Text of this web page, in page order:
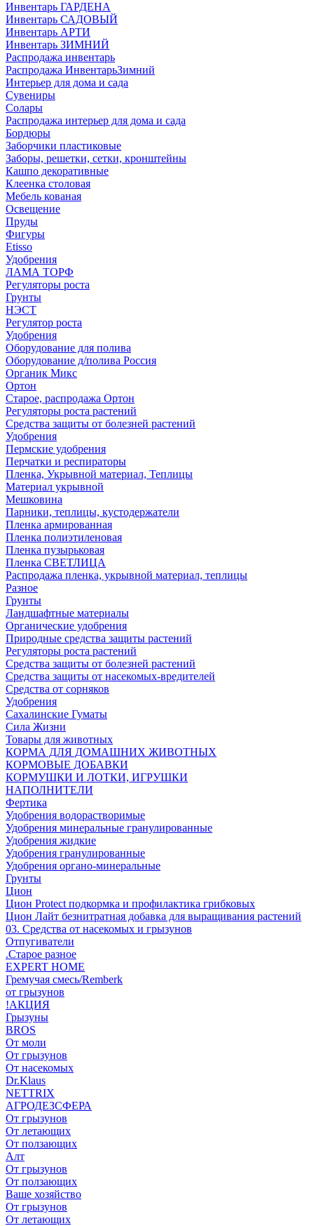
Инвентарь ГАРДЕНА
Инвентарь САДОВЫЙ
Инвентарь АРТИ
Инвентарь ЗИМНИЙ
Распродажа инвентарь
Распродажа ИнвентарьЗимний
Интерьер для дома и сада
Сувениры
Солары
Распродажа интерьер для дома и сада
Бордюры
Заборчики пластиковые
Заборы, решетки, сетки, кронштейны
Кашпо декоративные
Клеенка столовая
Мебель кованая
Освещение
Пруды
Фигуры
Etisso
Удобрения
ЛАМА ТОРФ
Регуляторы роста
Грунты
НЭСТ
Регулятор роста
Удобрения
Оборудование для полива
Оборудование д/полива Россия
Органик Микс
Ортон
Старое, распродажа Ортон
Регуляторы роста растений
Средства защиты от болезней растений
Удобрения
Пермские удобрения
Перчатки и респираторы
Пленка, Укрывной материал, Теплицы
Материал укрывной
Мешковина
Парники, теплицы, кустодержатели
Пленка армированная
Пленка полиэтиленовая
Пленка пузырьковая
Пленка СВЕТЛИЦА
Распродажа пленка, укрывной материал, теплицы
Разное
Грунты
Ландшафтные материалы
Органические удобрения
Природные средства защиты растений
Регуляторы роста растений
Средства защиты от болезней растений
Средства защиты от насекомых-вредителей
Средства от сорняков
Удобрения
Сахалинские Гуматы
Сила Жизни
Товары для животных
КОРМА ДЛЯ ДОМАШНИХ ЖИВОТНЫХ
КОРМОВЫЕ ДОБАВКИ
КОРМУШКИ И ЛОТКИ, ИГРУШКИ
НАПОЛНИТЕЛИ
Фертика
Удобрения водорастворимые
Удобрения минеральные гранулированные
Удобрения жидкие
Удобрения гранулированные
Удобрения органо-минеральные
Грунты
Цион
Цион Protect подкормка и профилактика грибковых
Цион Лайт безнитратная добавка для выращивания растений
03. Средства от насекомых и грызунов
Отпугиватели
.Старое разное
EXPERT HOME
Гремучая смесь/Remberk
от грызунов
!АКЦИЯ
Грызуны
BROS
От моли
От грызунов
От насекомых
Dr.Klaus
NETTRIX
АГРОДЕЗСФЕРА
От грызунов
От летающих
От ползающих
Алт
От грызунов
От ползающих
Ваше хозяйство
От грызунов
От летающих